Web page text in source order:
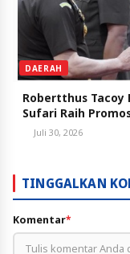
DAERAH
Robertthus Tacoy
Sufari Raih
Juli 30, 2026
TINGGALKAN
Komentar*